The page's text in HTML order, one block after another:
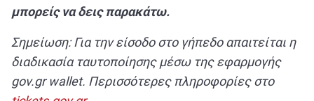
μπορείς να δεις παρακάτω.
Σημείωση: Για την είσοδο στο γήπεδο απαιτείται η
διαδικασία ταυτοποίησης μέσω της εφαρμογής
gov.gr wallet. Περισσότερες πληροφορίες στο